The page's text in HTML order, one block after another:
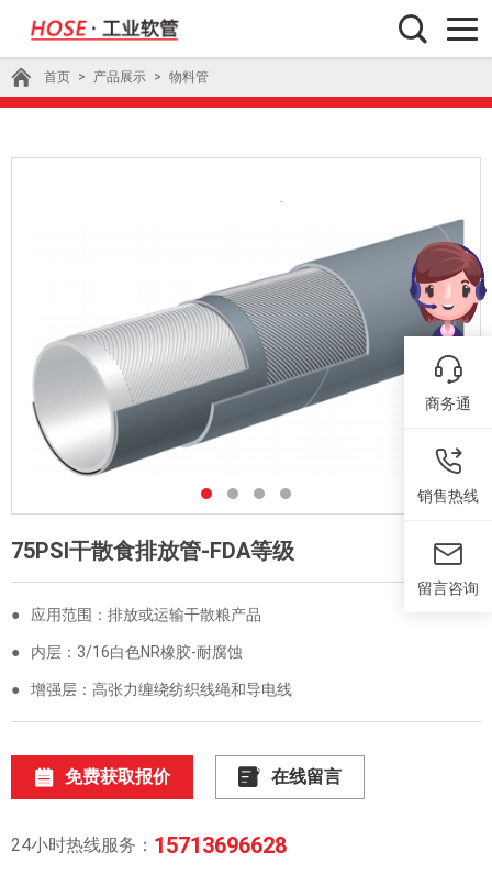
首页 > 产品展示 > 物料管
75PSI干散食排放管-FDA等级
● 应用范围：排放或运输干散粮产品
● 内层：3/16白色NR橡胶-耐腐蚀
● 增强层：高张力缠绕纺织线绳和导电线
免费获取报价 在线留言
24小时热线服务： 15713696628
商务通
销售热线
留言咨询